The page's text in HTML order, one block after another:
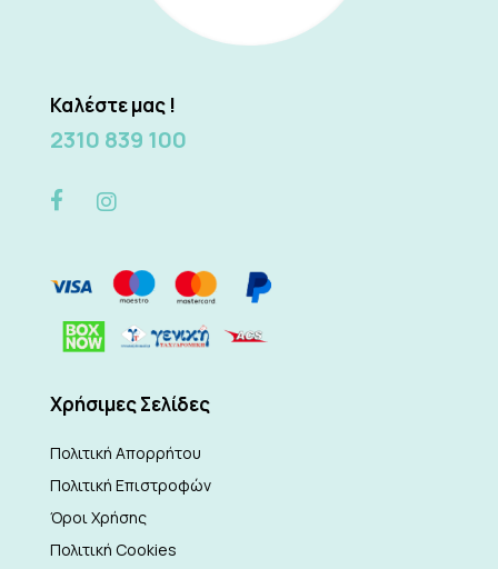
Καλέστε μας !
2310 839 100
Xρήσιμες Σελίδες
Πολιτική Απορρήτου
Πολιτική Επιστροφών
Όροι Χρήσης
Πολιτική Cookies